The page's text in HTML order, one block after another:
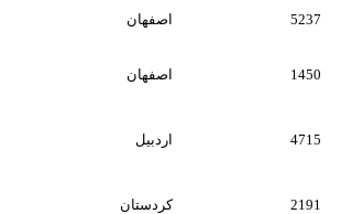
5237 اصفهان
1450 اصفهان
4715 اردبیل
2191 کردستان